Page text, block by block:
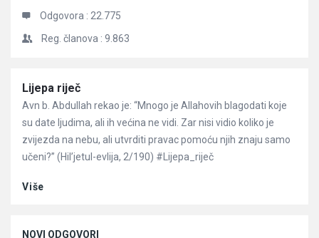
Odgovora : 22.775
Reg. članova : 9.863
Članci
Lijepa riječ
Avn b. Abdullah rekao je: “Mnogo je Allahovih blagodati koje
su date ljudima, ali ih većina ne vidi. Zar nisi vidio koliko je
zvijezda na nebu, ali utvrditi pravac pomoću njih znaju samo
učeni?” (Hil’jetul-evlija, 2/190) #Lijepa_riječ
Više
NOVI ODGOVORI